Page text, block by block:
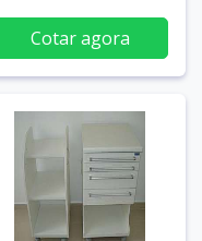
Cotar agora